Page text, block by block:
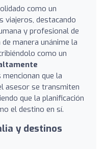
como un
viajeros, destacando
y profesional de
manera unánime la
como un
que la
asesor se transmiten
que la planificación
el destino en sí.
y destinos